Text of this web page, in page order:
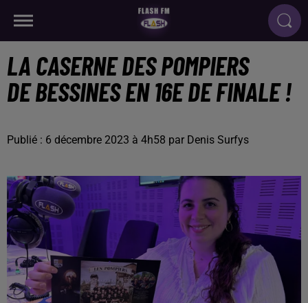
LA CASERNE DES POMPIERS
DE BESSINES EN 16E DE FINALE !
Publié : 6 décembre 2023 à 4h58 par Denis Surfys